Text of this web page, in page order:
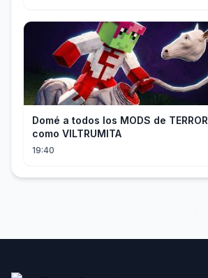
Domé a todos los MODS de TERROR
como VILTRUMITA
19:40